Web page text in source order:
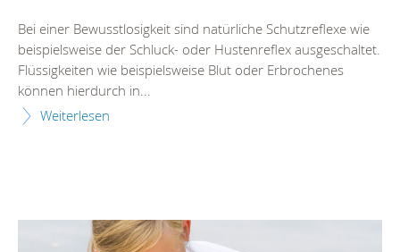
Bei einer Bewusstlosigkeit sind natürliche Schutzreflexe wie
beispielsweise der Schluck- oder Hustenreflex ausgeschaltet.
Flüssigkeiten wie beispielsweise Blut oder Erbrochenes
können hierdurch in...
Weiterlesen